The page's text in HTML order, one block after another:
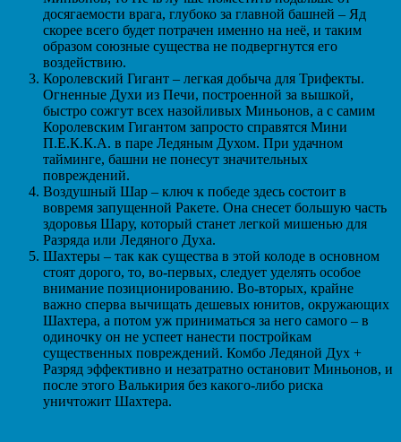
досягаемости врага, глубоко за главной башней – Яд
скорее всего будет потрачен именно на неё, и таким
образом союзные существа не подвергнутся его
воздействию.
Королевский Гигант – легкая добыча для Трифекты.
Огненные Духи из Печи, построенной за вышкой,
быстро сожгут всех назойливых Миньонов, а с самим
Королевским Гигантом запросто справятся Мини
П.Е.К.К.А. в паре Ледяным Духом. При удачном
тайминге, башни не понесут значительных
повреждений.
Воздушный Шар – ключ к победе здесь состоит в
вовремя запущенной Ракете. Она снесет большую часть
здоровья Шару, который станет легкой мишенью для
Разряда или Ледяного Духа.
Шахтеры – так как существа в этой колоде в основном
стоят дорого, то, во-первых, следует уделять особое
внимание позиционированию. Во-вторых, крайне
важно сперва вычищать дешевых юнитов, окружающих
Шахтера, а потом уж приниматься за него самого – в
одиночку он не успеет нанести постройкам
существенных повреждений. Комбо Ледяной Дух +
Разряд эффективно и незатратно остановит Миньонов, и
после этого Валькирия без какого-либо риска
уничтожит Шахтера.